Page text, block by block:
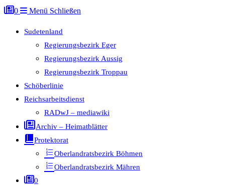
0 Menü Schließen
Sudetenland
Regierungsbezirk Eger
Regierungsbezirk Aussig
Regierungsbezirk Troppau
Schöberlinie
Reichsarbeitsdienst
RADwJ – mediawiki
Archiv – Heimatblätter
Protektorat
Oberlandratsbezirk Böhmen
Oberlandratsbezirk Mähren
0